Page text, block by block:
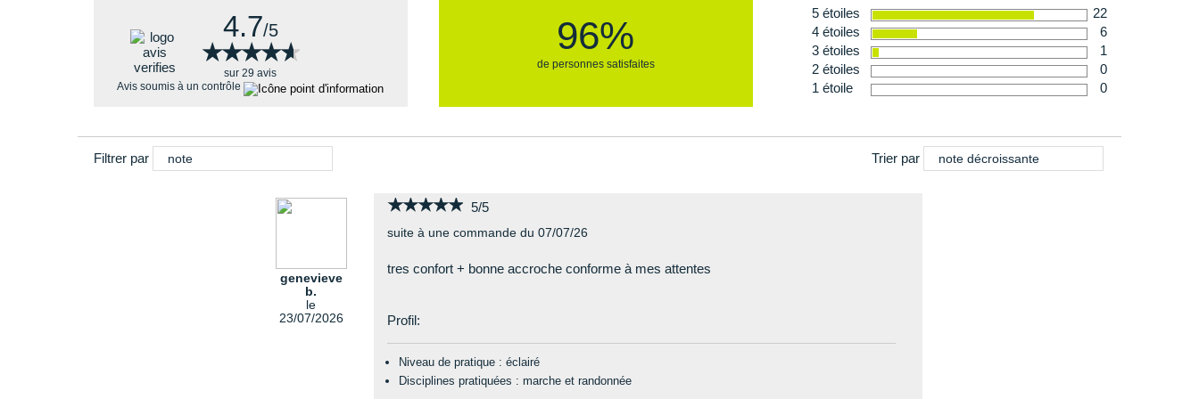
4.7/5
★★★★★
★★★★★
sur 29 avis
Avis soumis à un contrôle
96%
de personnes satisfaites
5 étoiles
22
4 étoiles
6
3 étoiles
1
2 étoiles
0
1 étoile
0
Filtrer par note Trier par note décroissante
genevieve
b.
le
23/07/2026
★★★★★
★★★★★ 5/5
suite à une commande du 07/07/26
tres confort + bonne accroche conforme à mes attentes
Profil:
Niveau de pratique : éclairé
Disciplines pratiquées : marche et randonnée